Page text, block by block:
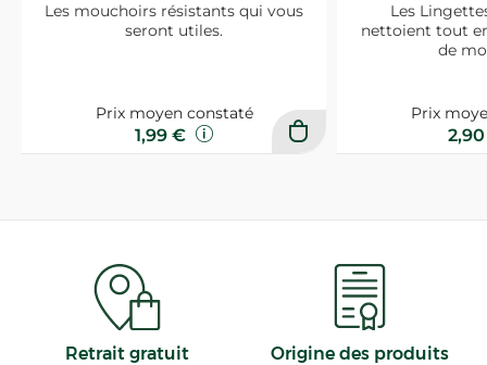
Les mouchoirs résistants qui vous
seront utiles.
Prix moyen constaté
1,99 €
Les
nettoient tout
de
Prix
Retrait gratuit
Origine des produits